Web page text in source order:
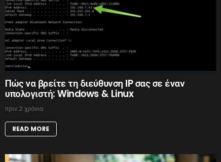
Πώς να βρείτε τη διεύθυνση IP σας σε έναν
υπολογιστή: Windows & Linux
πριν 2 χρόνια
READ MORE